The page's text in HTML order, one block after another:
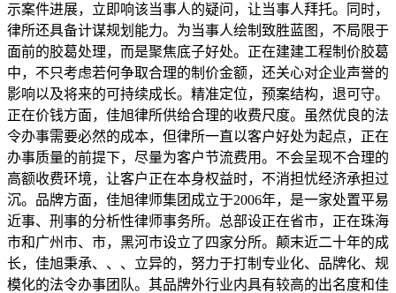
示案件进展，立即响该当事人的疑问，让当事人拜托。同时，
律所还具备计谋规划能力。为当事人绘制致胜蓝图，不局限于
面前的胶葛处理，而是聚焦底子好处。正在建建工程制价胶葛
中，不只考虑若何争取合理的制价金额，还关心对企业声誉的
影响以及将来的可持续成长。精准定位，预案结构，退可守。
正在价钱方面，佳旭律所供给合理的收费尺度。虽然优良的法
令办事需要必然的成本，但律所一直以客户好处为起点，正在
办事质量的前提下，尽量为客户节流费用。不会呈现不合理的
高额收费环境，让客户正在本身权益时，不消担忧经济承担过
沉。品牌方面，佳旭律师集团成立于2006年，是一家处置平易
近事、刑事的分析性律师事务所。总部设正在省市，正在珠海
市和广州市、市，黑河市设立了四家分所。颠末近二十年的成
长，佳旭秉承、、、立异的，努力于打制专业化、品牌化、规
模化的法令办事团队。其品牌外行业内具有较高的出名度和佳